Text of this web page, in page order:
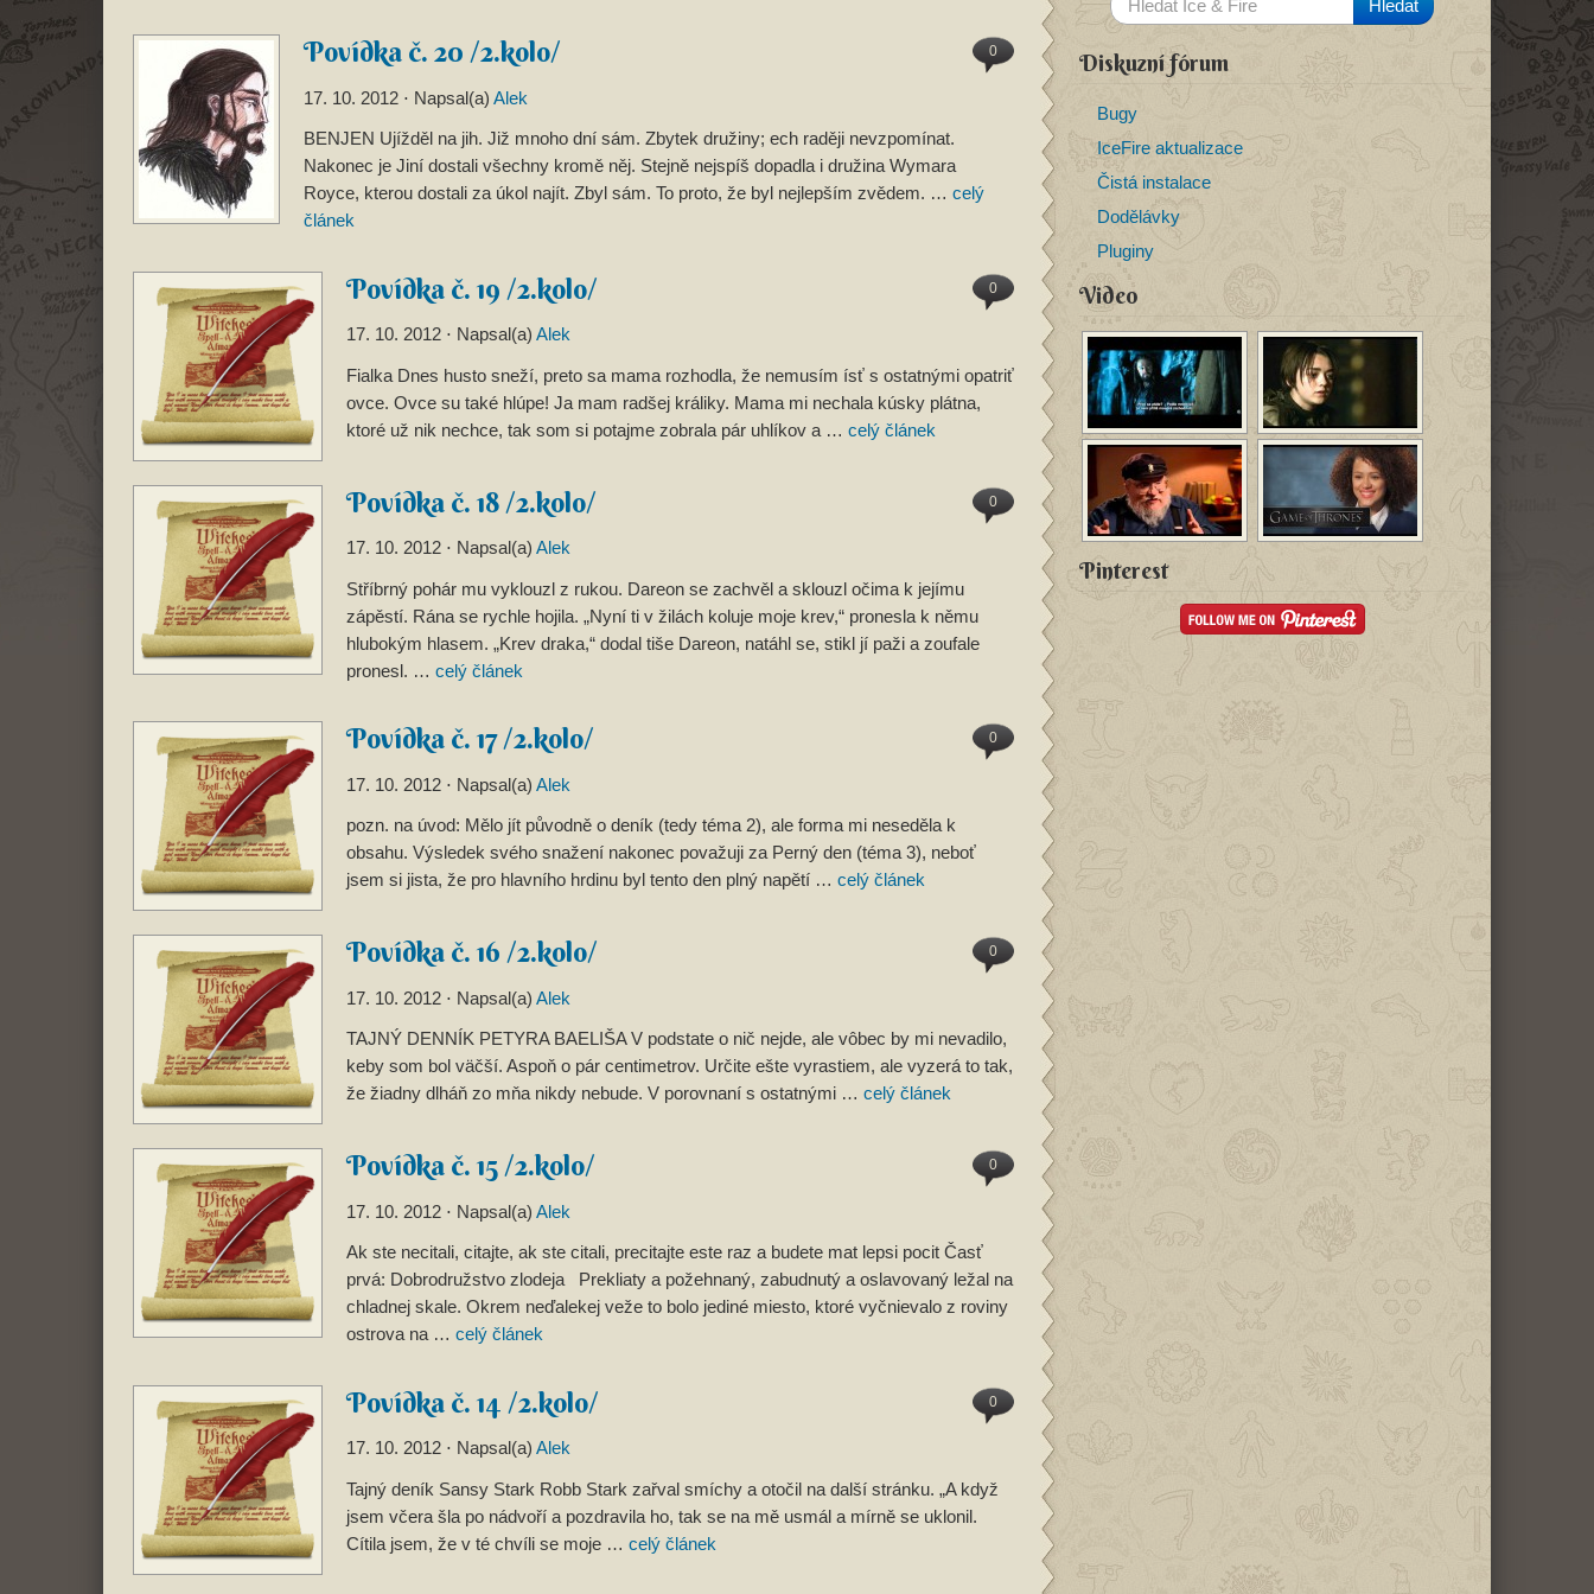
0
Povídka č. 20 /2.kolo/
17. 10. 2012 ⋅ Napsal(a) Alek
BENJEN Ujížděl na jih. Již mnoho dní sám. Zbytek družiny; ech raději nevzpomínat.
Nakonec je Jiní dostali všechny kromě něj. Stejně nejspíš dopadla i družina Wymara
Royce, kterou dostali za úkol najít. Zbyl sám. To proto, že byl nejlepším zvědem. … celý
článek
0
Povídka č. 19 /2.kolo/
17. 10. 2012 ⋅ Napsal(a) Alek
Fialka Dnes husto sneží, preto sa mama rozhodla, že nemusím ísť s ostatnými opatriť
ovce. Ovce su také hlúpe! Ja mam radšej králiky. Mama mi nechala kúsky plátna,
ktoré už nik nechce, tak som si potajme zobrala pár uhlíkov a … celý článek
0
Povídka č. 18 /2.kolo/
17. 10. 2012 ⋅ Napsal(a) Alek
Stříbrný pohár mu vyklouzl z rukou. Dareon se zachvěl a sklouzl očima k jejímu
zápěstí. Rána se rychle hojila. „Nyní ti v žilách koluje moje krev,“ pronesla k němu
hlubokým hlasem. „Krev draka,“ dodal tiše Dareon, natáhl se, stikl jí paži a zoufale
pronesl. … celý článek
0
Povídka č. 17 /2.kolo/
17. 10. 2012 ⋅ Napsal(a) Alek
pozn. na úvod: Mělo jít původně o deník (tedy téma 2), ale forma mi neseděla k
obsahu. Výsledek svého snažení nakonec považuji za Perný den (téma 3), neboť
jsem si jista, že pro hlavního hrdinu byl tento den plný napětí … celý článek
0
Povídka č. 16 /2.kolo/
17. 10. 2012 ⋅ Napsal(a) Alek
TAJNÝ DENNÍK PETYRA BAELIŠA V podstate o nič nejde, ale vôbec by mi nevadilo,
keby som bol väčší. Aspoň o pár centimetrov. Určite ešte vyrastiem, ale vyzerá to tak,
že žiadny dlháň zo mňa nikdy nebude. V porovnaní s ostatnými … celý článek
0
Povídka č. 15 /2.kolo/
17. 10. 2012 ⋅ Napsal(a) Alek
Ak ste necitali, citajte, ak ste citali, precitajte este raz a budete mat lepsi pocit Časť
prvá: Dobrodružstvo zlodeja Prekliaty a požehnaný, zabudnutý a oslavovaný ležal na
chladnej skale. Okrem neďalekej veže to bolo jediné miesto, ktoré vyčnievalo z roviny
ostrova na … celý článek
0
Povídka č. 14 /2.kolo/
17. 10. 2012 ⋅ Napsal(a) Alek
Tajný deník Sansy Stark Robb Stark zařval smíchy a otočil na další stránku. „A když
jsem včera šla po nádvoří a pozdravila ho, tak se na mě usmál a mírně se uklonil.
Cítila jsem, že v té chvíli se moje … celý článek
Diskuzní fórum
Bugy
IceFire aktualizace
Čistá instalace
Dodělávky
Pluginy
Video
Pinterest